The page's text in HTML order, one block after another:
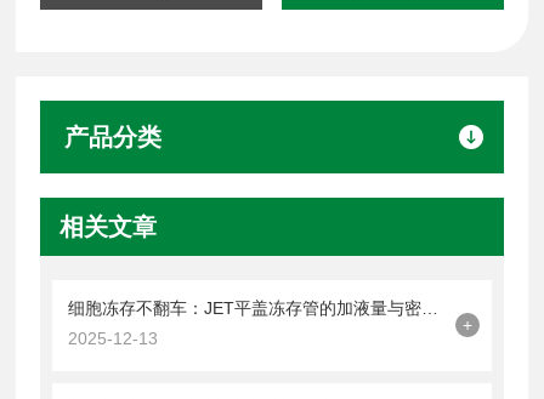
产品分类
相关文章
2025-12-13
+